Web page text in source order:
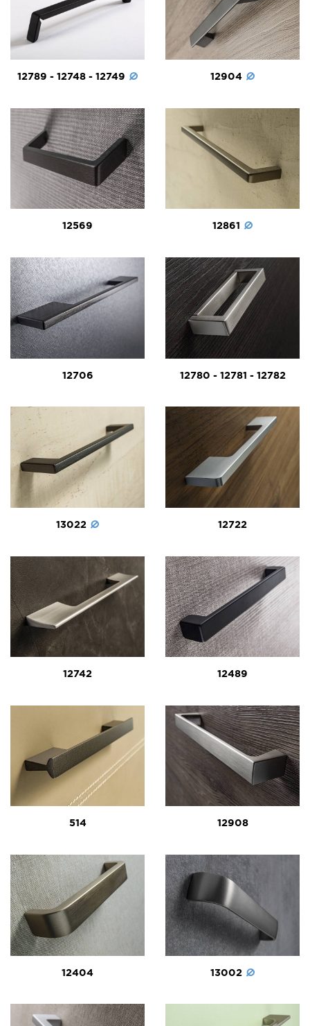
12789 - 12748 - 12749 12904
12569 12861
12706 12780 - 12781 - 12782
13022 12722
12742 12489
514 12908
12404 13002